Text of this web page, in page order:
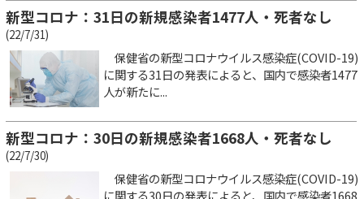
新型コロナ：31日の新規感染者1477人・死者なし
(22/7/31)
保健省の新型コロナウイルス感染症(COVID-19)
に関する31日の発表によると、国内で感染者1477
人が新たに...
新型コロナ：30日の新規感染者1668人・死者なし
(22/7/30)
保健省の新型コロナウイルス感染症(COVID-19)
に関する30日の発表によると、国内で感染者1668